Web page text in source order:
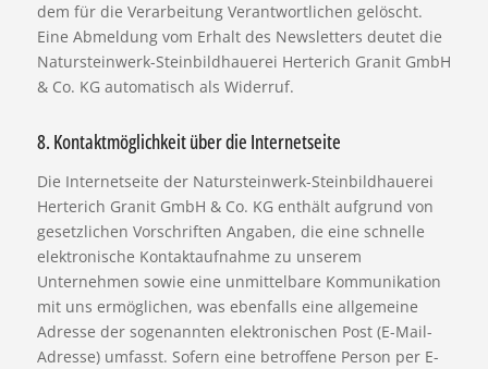
dem für die Verarbeitung Verantwortlichen gelöscht.
Eine Abmeldung vom Erhalt des Newsletters deutet die
Natursteinwerk-Steinbildhauerei Herterich Granit GmbH
& Co. KG automatisch als Widerruf.
8. Kontaktmöglichkeit über die Internetseite
Die Internetseite der Natursteinwerk-Steinbildhauerei
Herterich Granit GmbH & Co. KG enthält aufgrund von
gesetzlichen Vorschriften Angaben, die eine schnelle
elektronische Kontaktaufnahme zu unserem
Unternehmen sowie eine unmittelbare Kommunikation
mit uns ermöglichen, was ebenfalls eine allgemeine
Adresse der sogenannten elektronischen Post (E-Mail-
Adresse) umfasst. Sofern eine betroffene Person per E-